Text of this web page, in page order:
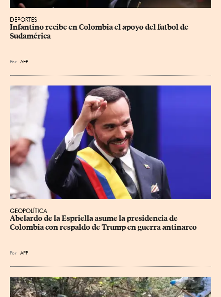
DEPORTES
Infantino recibe en Colombia el apoyo del futbol de
Sudamérica
Por AFP
GEOPOLÍTICA
Abelardo de la Espriella asume la presidencia de
Colombia con respaldo de Trump en guerra antinarco
Por AFP